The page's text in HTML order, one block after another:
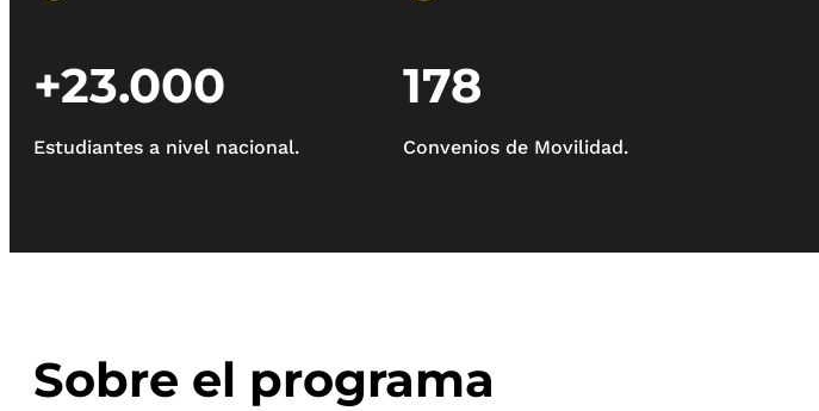
+23.000
Estudiantes a nivel nacional.
178
Convenios de Movilidad.
Sobre el programa